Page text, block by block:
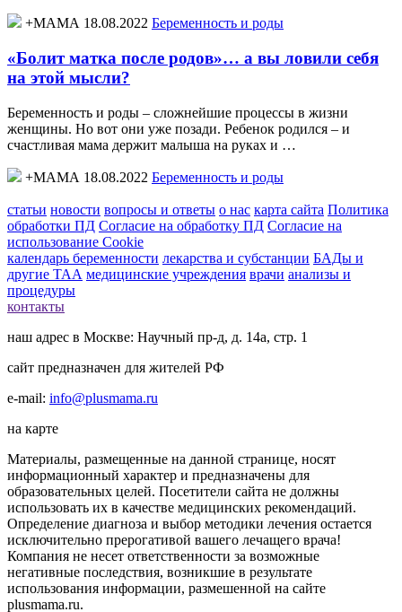
+МАМА 18.08.2022 Беременность и роды
«Болит матка после родов»… а вы ловили себя
на этой мысли?
Беременность и роды – сложнейшие процессы в жизни
женщины. Но вот они уже позади. Ребенок родился – и
счастливая мама держит малыша на руках и …
+МАМА 18.08.2022 Беременность и роды
статьи новости вопросы и ответы о нас карта сайта Политика
обработки ПД Согласие на обработку ПД Согласие на
использование Cookie
календарь беременности лекарства и субстанции БАДы и
другие ТАА медицинские учреждения врачи анализы и
процедуры
контакты
наш адрес в Москве: Научный пр-д, д. 14а, стр. 1
сайт предназначен для жителей РФ
e-mail: info@plusmama.ru
на карте
Материалы, размещенные на данной странице, носят
информационный характер и предназначены для
образовательных целей. Посетители сайта не должны
использовать их в качестве медицинских рекомендаций.
Определение диагноза и выбор методики лечения остается
исключительно прерогативой вашего лечащего врача!
Компания не несет ответственности за возможные
негативные последствия, возникшие в результате
использования информации, размешенной на сайте
plusmama.ru.